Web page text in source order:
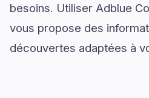
besoins. Utiliser Adblue
vous propose des
découvertes adaptées à